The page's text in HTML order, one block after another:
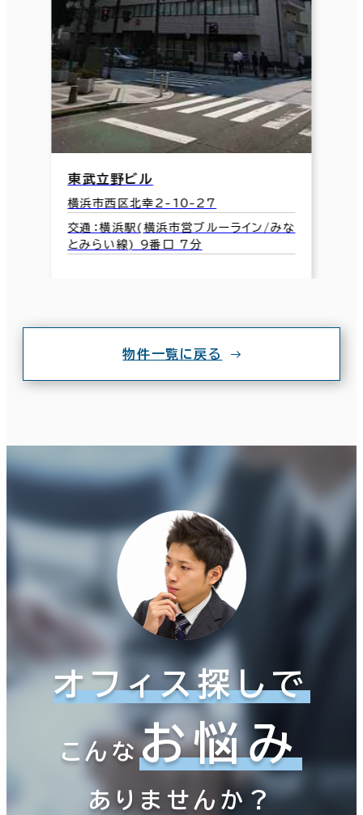
東武立野ビル
横浜市西区北幸2-10-27
交通：横浜駅(横浜市営ブルーライン/みな
とみらい線) 9番口 7分
物件一覧に戻る
オフィス探しで
こんなお悩み
ありませんか？